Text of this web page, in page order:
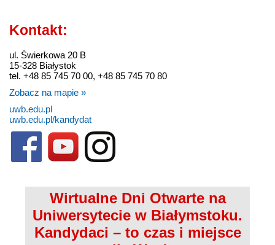
Kontakt:
ul. Świerkowa 20 B
15-328 Białystok
tel. +48 85 745 70 00, +48 85 745 70 80
Zobacz na mapie »
uwb.edu.pl
uwb.edu.pl/kandydat
Wirtualne Dni Otwarte na
Uniwersytecie w Białymstoku.
Kandydaci – to czas i miejsce